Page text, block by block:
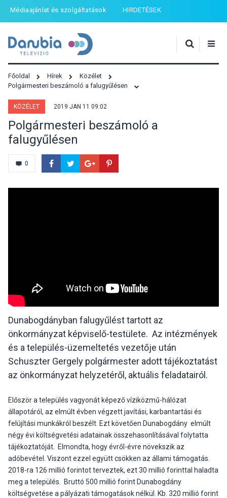
Médiaajánlat és szolgáltatások HIRDETÉSEK
Főoldal Hírek
Közélet
Polgármesteri beszámoló a falugyűlésen
KÖZÉLET 2019 JAN 11 09:02
Polgármesteri beszámoló a
falugyűlésen
0
Dunabogdányban falugyűlést tartott az
önkormányzat képviselő-testülete. Az intézmények
és a település-üzemeltetés vezetője után
Schuszter Gergely polgármester adott tájékoztatást
az önkormányzat helyzetéről, aktuális feladatairól.
Először a település vagyonát képező víziközmű-hálózat
állapotáról, az elmúlt évben végzett javítási, karbantartási és
felújítási munkákról beszélt. Ezt követően Dunabogdány elmúlt
négy évi költségvetési adatainak összehasonlításával folytatta
tájékoztatóját. Elmondta, hogy évről-évre növekszik az
adóbevétel. Viszont ezzel együtt csökken az állami támogatás.
2018-ra 126 millió forintot terveztek, ezt 30 millió forinttal haladta
meg a település. Bruttó 500 millió forint Dunabogdány
költségvetése a pályázati támogatások nélkül. Kb. 320 millió forint